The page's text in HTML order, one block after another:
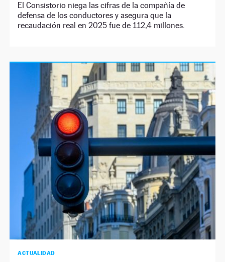
El Consistorio niega las cifras de la compañía de
defensa de los conductores y asegura que la
recaudación real en 2025 fue de 112,4 millones.
ACTUALIDAD